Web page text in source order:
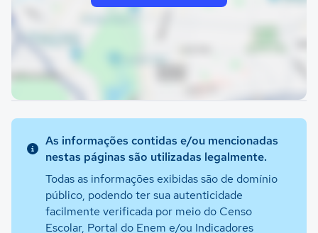
As informações contidas e/ou mencionadas
nestas páginas são utilizadas legalmente.
Todas as informações exibidas são de domínio
público, podendo ter sua autenticidade
facilmente verificada por meio do Censo
Escolar, Portal do Enem e/ou Indicadores